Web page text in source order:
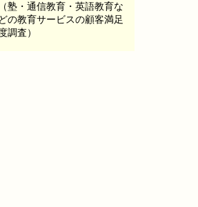
（塾・通信教育・英語教育な
どの教育サービスの顧客満足
度調査）